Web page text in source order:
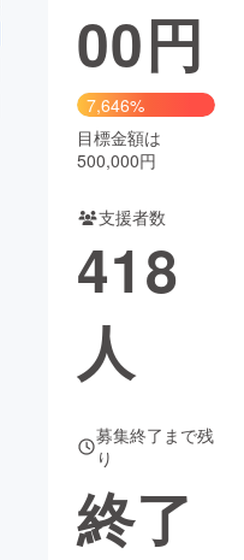
CAMPFIRE Creation
コミュニティ
00円
7,646%
目標金額は
500,000円
支援者数
418
人
募集終了まで残
り
終了